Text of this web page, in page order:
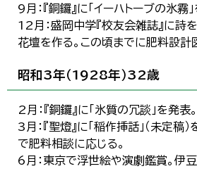
9月：『銅鑼』に「イーハトーブの氷霧」
12月：盛岡中学『校友会雑誌』に詩
花壇を作る。この頃までに肥料設計
昭和3年（1928年）32歳
2月：『銅鑼』に「氷質の冗談」を発表。
3月：『聖燈』に「稲作挿話」（未定稿
で肥料相談に応じる。
6月：東京で浮世絵や演劇鑑賞。伊